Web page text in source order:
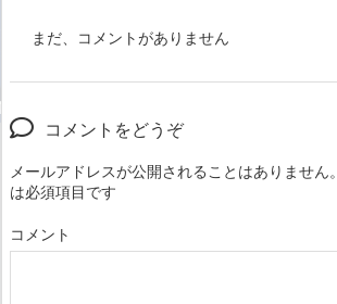
まだ、コメントがありません
コメントをどうぞ
メールアドレスが公開されることはありません。
は必須項目です
コメント